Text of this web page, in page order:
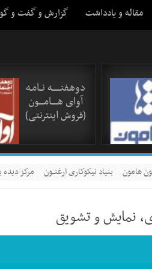
مقاله و یادداشت گزارش و گفت و گو
دوهـفتـــــــه نــامـه
آوای هـــــامــــون
(فروش اینترنتی)
هامون بنیاد نیکوکاری ارغنــون مرکز
نمایش و تشویق